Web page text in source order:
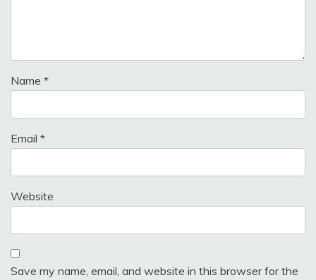
Name *
Email *
Website
Save my name, email, and website in this browser for the